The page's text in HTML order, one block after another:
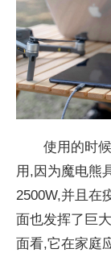
使用的时
用,因为魔电熊
2500W,并且在
面也发挥了巨
面看,它在家庭